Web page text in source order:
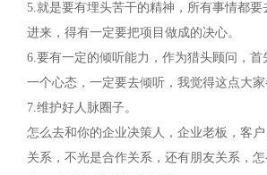
5.就是要有埋头苦干的精神，所有事情都要
进来，得有一定要把项目做成的决心。
6.要有一定的倾听能力，作为猎头顾问，
一个心态，一定要去倾听，我觉得这点大家
7.维护好人脉圈子。
怎么去和你的企业决策人，企业老板，客
关系，不光是合作关系，还有朋友关系，